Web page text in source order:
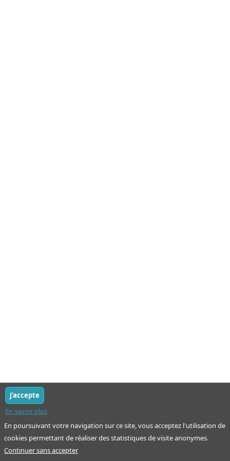
En poursuivant votre navigation sur ce site, vous acceptez l'utilisation de
cookies permettant de réaliser des statistiques de visite anonymes.
En savoir plus
J'accepte
Continuer sans accepter